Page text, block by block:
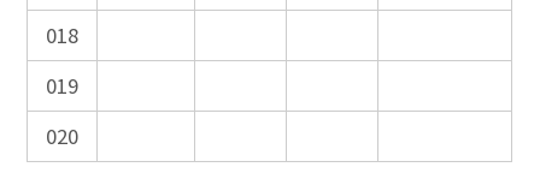
018
019
020